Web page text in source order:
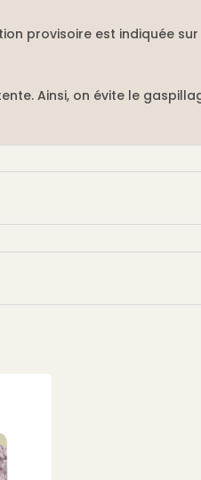
provisoire est indiquée
Ainsi, on évite le